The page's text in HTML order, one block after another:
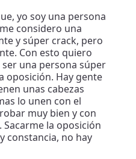
yo soy una persona
considero una
y súper crack, pero
Con esto quiero
una persona súper
oposición. Hay gente
unas cabezas
lo unen con el
muy bien y con
Sacarme la oposición
constancia, no hay